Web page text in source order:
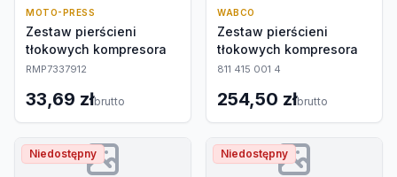
MOTO-PRESS
Zestaw pierścieni
tłokowych kompresora
RMP7337912
33,69 złbrutto
WABCO
Zestaw pierścieni
tłokowych kompresora
811 415 001 4
254,50 złbrutto
Niedostępny Niedostępny